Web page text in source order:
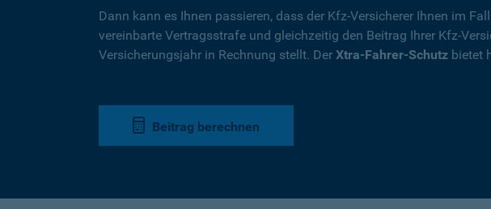
Dann kann es Ihnen passieren, dass der Kfz-Versicherer Ihnen im
vereinbarte Vertragsstrafe und gleichzeitig den Beitrag Ihrer Kfz-
Versicherungsjahr in Rechnung stellt. Der Xtra-Fahrer-Schutz bietet
Beitrag berechnen